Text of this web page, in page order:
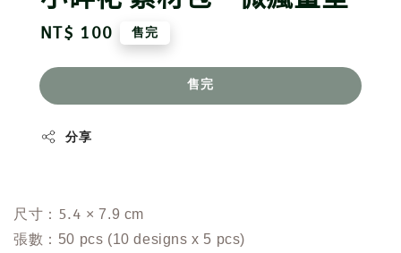
Regular
NT$ 100 售完
售完
分享
尺 寸：5.4 × 7.9 cm
張數：50 pcs (10 designs x 5 pcs)